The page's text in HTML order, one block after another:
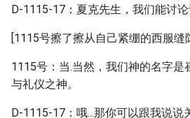
D-1115-17：夏克先生，我们能讨
[1115号擦了擦从自己紧绷的西服缝
1115号：当.当然，我们神的名字是
与礼仪之神。
D-1115-17：哦...那你可以跟我说说